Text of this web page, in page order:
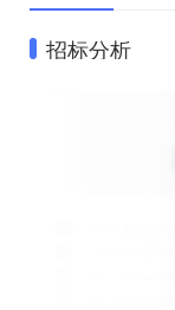
招标分析